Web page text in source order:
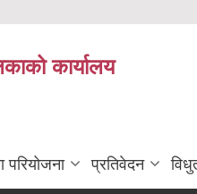
कार्यालय
परियोजना प्रतिवेदन